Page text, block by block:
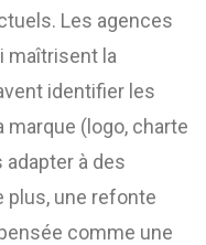
Les agences
maîtrisent la
identifier les
(logo, charte
à des
plus, une refonte
comme une